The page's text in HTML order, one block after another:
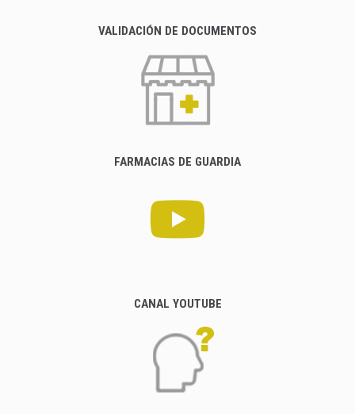
VALIDACIÓN DE DOCUMENTOS
FARMACIAS DE GUARDIA
CANAL YOUTUBE